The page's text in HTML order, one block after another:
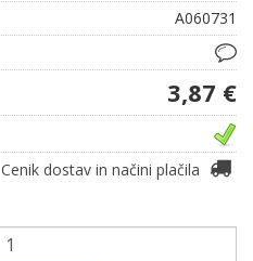
A060731
3,87 €
Cenik dostav in načini plačila